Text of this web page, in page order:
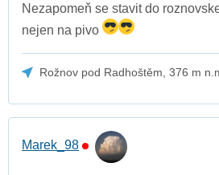
Nezapomeň se stavit do
nejen na pivo
Rožnov pod Radhoštěm, 376 m
Marek_98